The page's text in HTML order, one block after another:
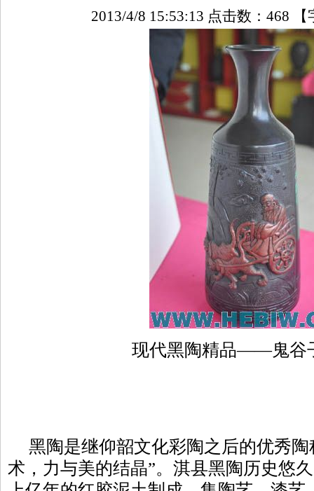
2013/4/8 15:53:13 点击数： 468
现代黑陶精品——鬼谷
黑陶是继仰韶文化彩陶之后的优秀陶
术，力与美的结晶”。淇县黑陶历史悠